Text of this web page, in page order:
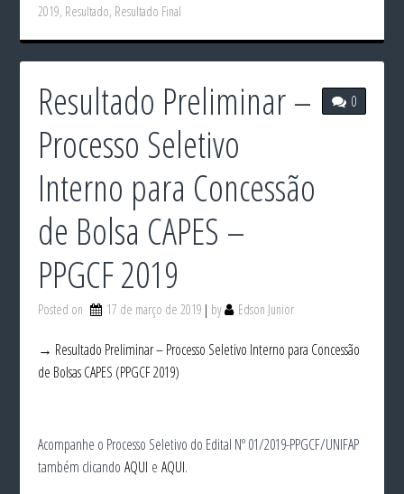
2019, Resultado, Resultado Final
0
Resultado Preliminar –
Processo Seletivo
Interno para Concessão
de Bolsa CAPES –
PPGCF 2019
Posted on 17 de março de 2019 by Edson Junior
→ Resultado Preliminar – Processo Seletivo Interno para Concessão
de Bolsas CAPES (PPGCF 2019)
Acompanhe o Processo Seletivo do Edital Nº 01/2019-PPGCF/UNIFAP
também clicandoAQUI eAQUI.